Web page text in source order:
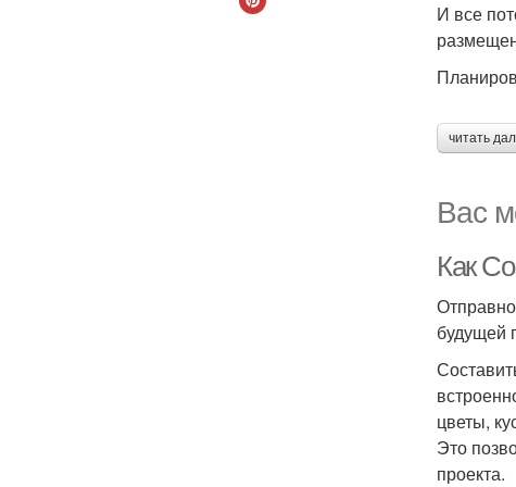
И все
читать
Вас
Как
будущей
цветы,
Это
проекта.